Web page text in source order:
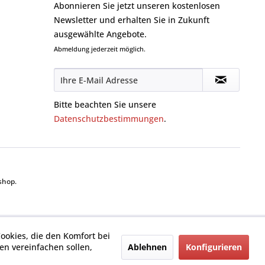
Abonnieren Sie jetzt unseren kostenlosen
Newsletter und erhalten Sie in Zukunft
ausgewählte Angebote.
Abmeldung jederzeit möglich.
Bitte beachten Sie unsere
Datenschutzbestimmungen.
die den Komfort bei
vereinfachen sollen,
Ablehnen Konfigurieren